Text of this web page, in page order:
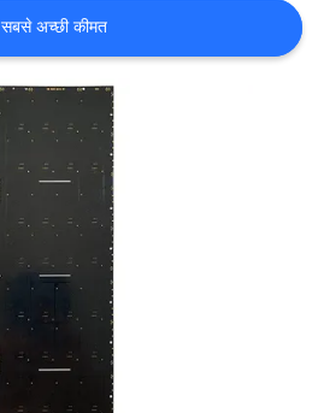
सबसे अच्छी कीमत